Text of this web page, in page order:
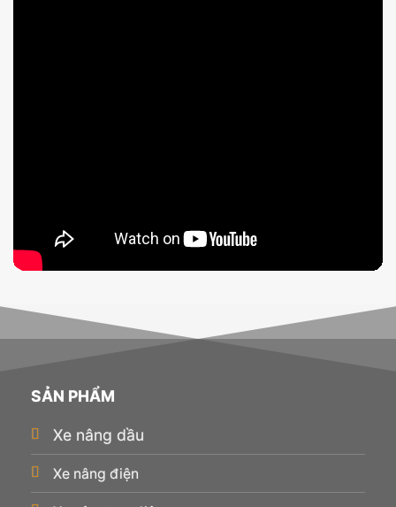
SẢN PHẨM
Xe nâng dầu
Xe nâng điện